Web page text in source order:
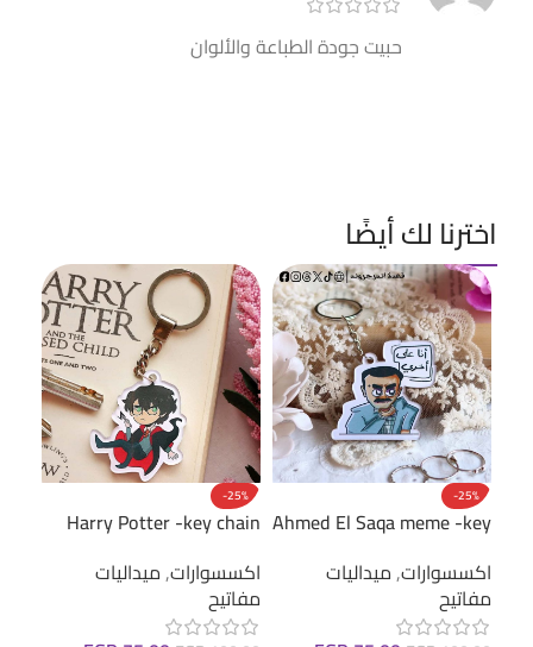
حبيت جودة الطباعة والألوان
اخترنا لك أيضًا
-25%
Ahmed El Saqa meme -key
اكسسوارات,ميداليات
مفاتيح
-25%
Harry Potter -key chain
اكسسوارات,ميداليات
مفاتيح